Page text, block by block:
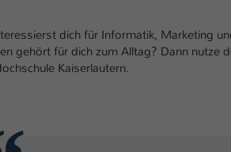
dich für Informatik, Marketing
gehört für dich zum Alltag? Dann nutze
Kaiserlautern.